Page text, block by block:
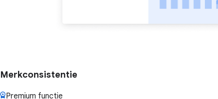
Merkconsistentie
Premium functie